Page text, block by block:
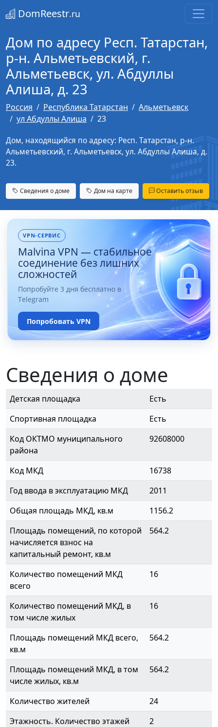
DomReestr.ru
Дом по адресу Респ. Татарстан,
р-н. Альметьевский, г.
Альметьевск, ул. Абдуллы
Алиша, д. 23
Россия Республика Татарстан
Альметьевск
ул Абдуллы Алиша
23
Дом, находящийся по адресу: Респ. Татарстан, р-н.
Альметьевский, г. Альметьевск, ул. Абдуллы Алиша, д.
23.
Сведения о доме Дом на карте Оставить отзыв
VPN-СЕРВИС
Malvina VPN — стабильное
соединение без лишних
сложностей
Попробуйте 3 дня бесплатно в
Telegram
Попробовать VPN
Сведения о доме
Детская площадка
Есть
Спортивная площадка
Есть
Код ОКТМО муниципального
района
92608000
Код МКД
16738
Год ввода в эксплуатацию МКД
2011
Общая площадь МКД, кв.м
1156.2
Площадь помещений, по которой
начисляется взнос на
капитальный ремонт, кв.м
564.2
Количество помещений МКД
всего
16
Количество помещений МКД, в
том числе жилых
16
Площадь помещений МКД всего,
кв.м
564.2
Площадь помещений МКД, в том
числе жилых, кв.м
564.2
Количество жителей
24
Этажность. Количество этажей
2